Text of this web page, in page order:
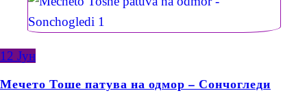
12 Јун
Мечето Тоше патува на одмор – Сончогледи